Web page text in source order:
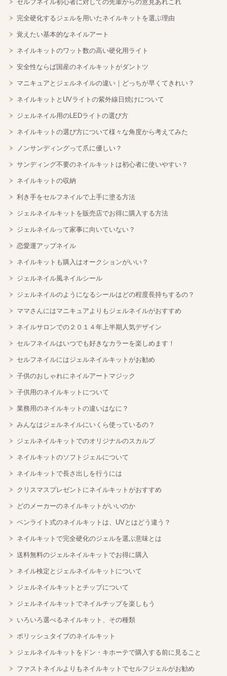
セルフネイル初心者に対しての先輩からの意見あれこれ
完全硬化するジェルを用いたネイルキットを選ぶ理由
覚えたい基本的なネイルアート
ネイルキットのワット数の高い硬化用ライト
安全性ならば国産のネイルキットがダントツ
マニキュアとジェルネイルの違い｜どっちが早くてきれい？
ネイルキットとUVライトの紫外線日焼けについて
ジェルネイル用のLEDライトの選び方
ネイルキットの選び方について様々な角度から考えてみた
ノンサンディングって爪に優しい？
サンディング不要のネイルキットは初心者に使いやすい？
ネイルキットの収納
利き手をセルフネイルで上手に塗る方法
ジェルネイルキットを販売店でお得に購入する方法
ジェルネイルって家事に向いていない？
恋愛運アップネイル
ネイルキットも購入はオークションがいい？
ジェルネイル風ネイルシール
ジェルネイルのようになるシールはどの程度長持ちするの？
ママさんにはマニキュアよりもジェルネイルがおすすめ
ネイルサロンでの２０１４年上半期人気デザイン
セルフネイルはいつでも好きなカラーを楽しめます！
セルフネイルにはジェルネイルキットがお勧め
子供のおしゃれにネイルアートマジック
子供用のネイルキットについて
業務用のネイルキットの違いはなに？
みんなはジェルネイルにいくら使っているの？
ジェルネイルキットでのオリジナルのスカルプ
ネイルキットのソフトジェルについて
ネイルキットで長さ出しを行うには
クリスマスプレゼントにネイルキットがおすすめ
どのメーカーのネイルキットがいいのか
ペンライト式のネイルキットは、UVとはどう違う？
ネイルキットで完全硬化のジェルを選ぶ意味とは
送料無料のジェルネイルキットでお得に購入
ネイル検定とジェルネイルキットについて
ジェルネイルキットとチップについて
ジェルネイルキットでネイルチップを楽しもう
いろいろ選べるネイルキット、その種類
ポリッシュタイプのネイルキット
ジェルネイルキットをドン・キホーテで購入する前に見ること
ファストネイルよりもネイルキットでセルフジェルがお勧め